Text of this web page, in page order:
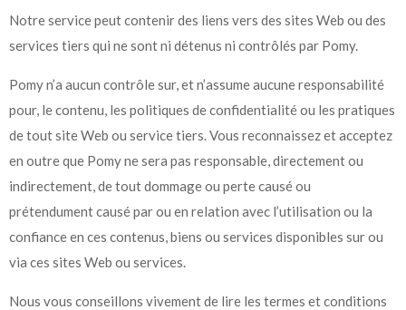
Notre service peut contenir des liens vers des sites Web ou des
services tiers qui ne sont ni détenus ni contrôlés par Pomy.
Pomy n’a aucun contrôle sur, et n’assume aucune responsabilité
pour, le contenu, les politiques de confidentialité ou les pratiques
de tout site Web ou service tiers. Vous reconnaissez et acceptez
en outre que Pomy ne sera pas responsable, directement ou
indirectement, de tout dommage ou perte causé ou
prétendument causé par ou en relation avec l’utilisation ou la
confiance en ces contenus, biens ou services disponibles sur ou
via ces sites Web ou services.
Nous vous conseillons vivement de lire les termes et conditions